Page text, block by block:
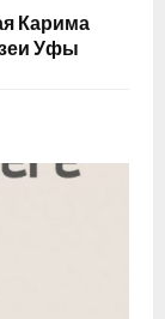
Карима
Уфы